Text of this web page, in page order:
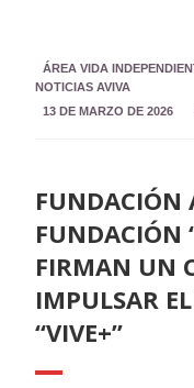
ÁREA VIDA
NOTICIAS AVIVA
13 DE MARZO DE 2026
FUNDACIÓN
FUNDACIÓN
FIRMAN UN
IMPULSAR
“VIVE+”